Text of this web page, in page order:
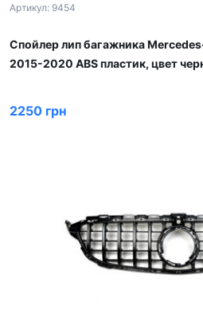
Артикул: 9454
Спойлер лип багажника
2015-2020 ABS пластик, цвет
2250 грн